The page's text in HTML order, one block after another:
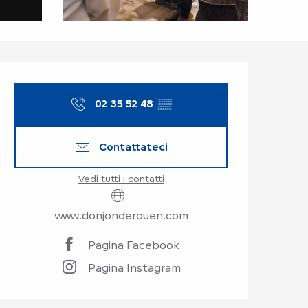
Orari e contatti
02 35 52 48 ▒▒
Contattateci
Vedi tutti i contatti
www.donjonderouen.com
Pagina Facebook
Pagina Instagram